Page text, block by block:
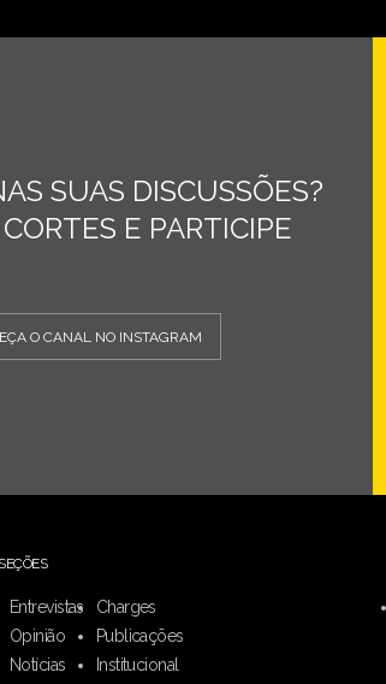
SUAS DISCUSSÕES?
E PARTICIPE
O CANAL NO INSTAGRAM
SEÇÕES
Entrevistas
Opinião
Notícias
Charges
Publicações
Institucional